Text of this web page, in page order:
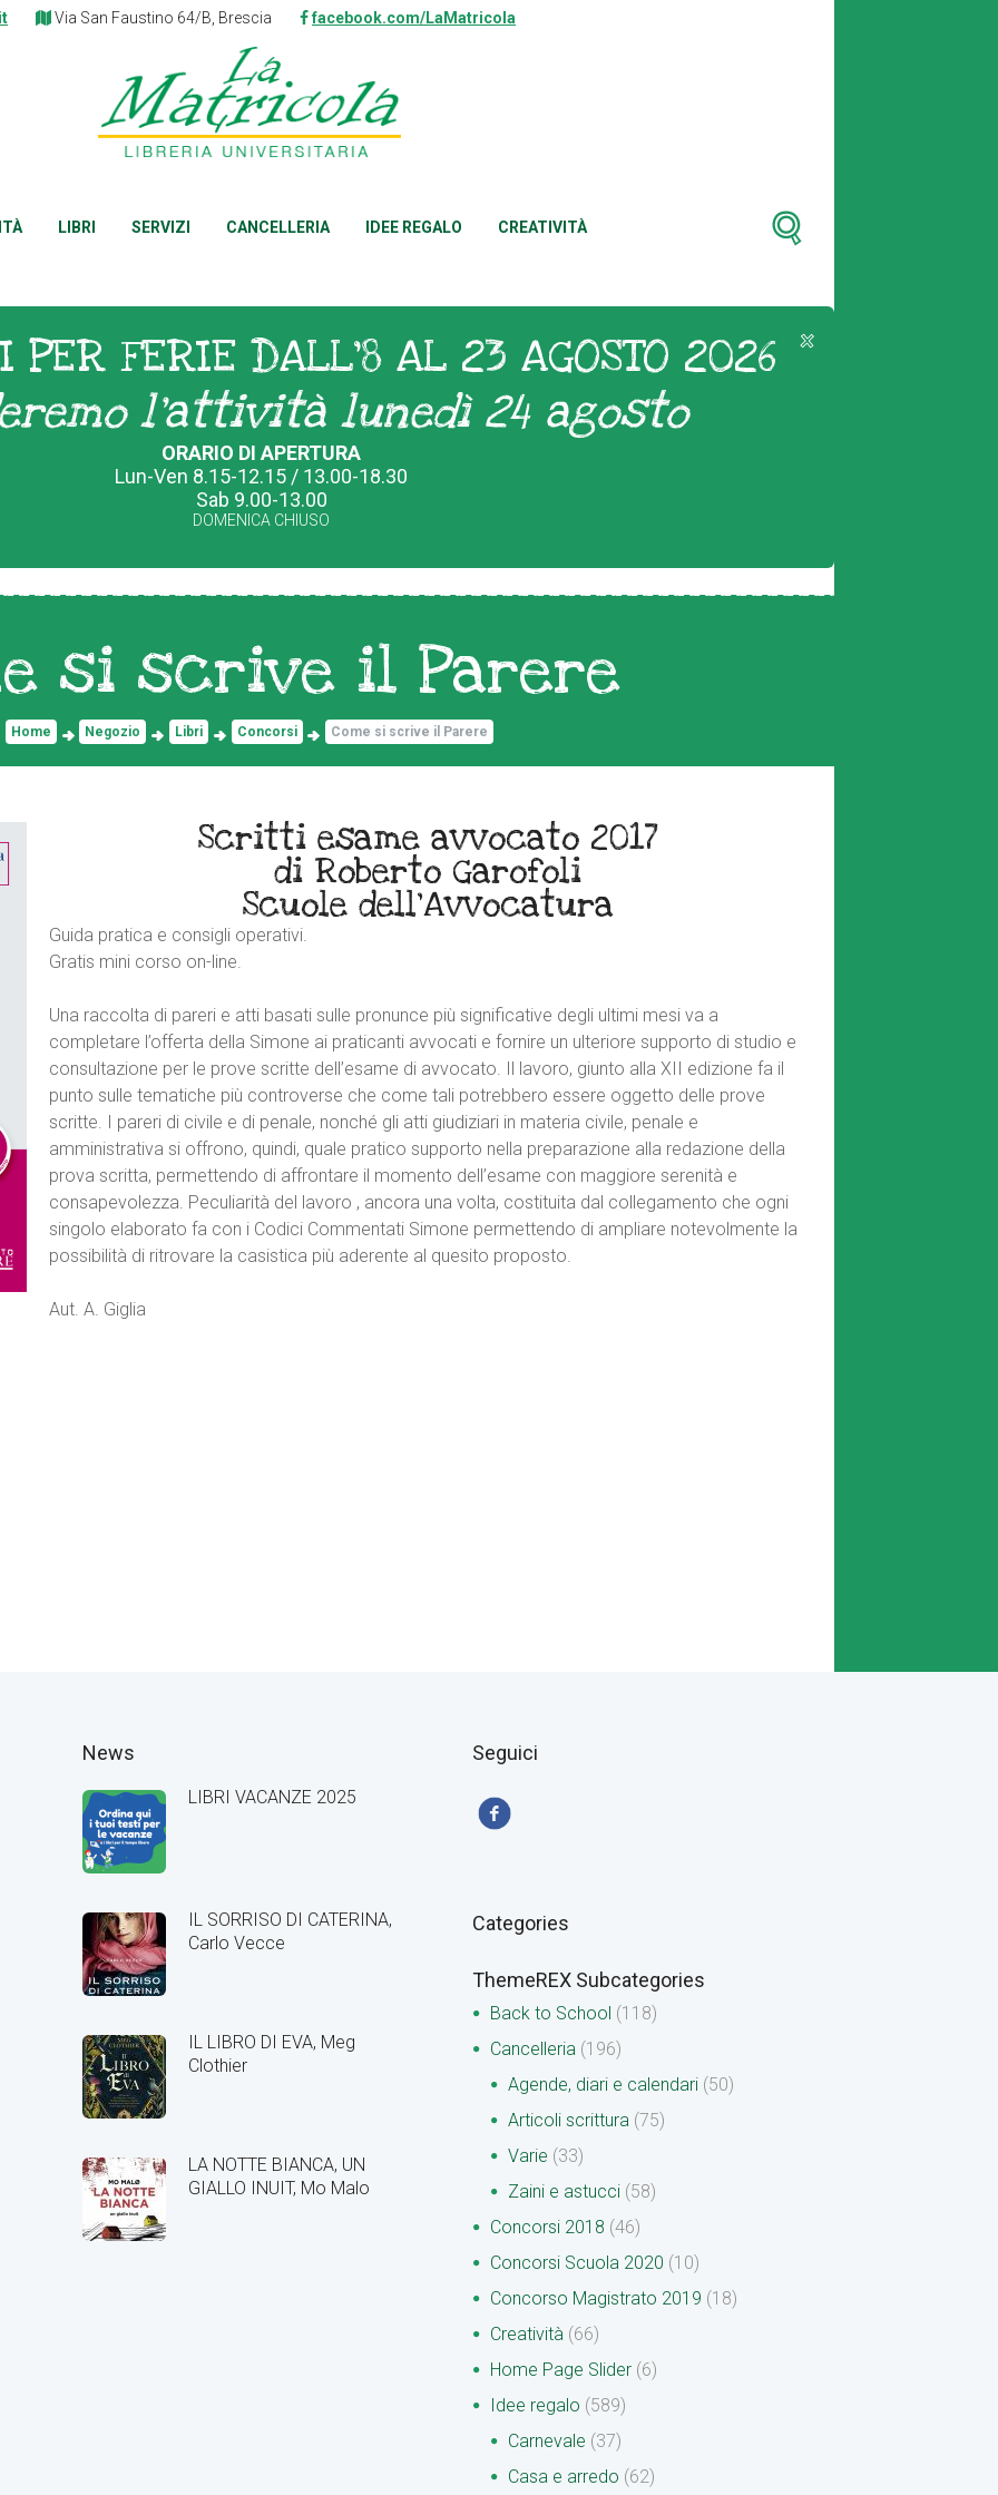
Via San Faustino 64/B, Brescia facebook.com/LaMatricola
LIBRI SERVIZI CANCELLERIA IDEE REGALO CREATIVITÀ
PER FERIE DALL'8 AL 23 AGOSTO 2026
l'attività lunedì 24 agosto
ORARIO DI APERTURA
Lun-Ven 8.15-12.15 / 13.00-18.30
Sab 9.00-13.00
DOMENICA CHIUSO
si scrive il Parere
Home Negozio Libri Concorsi Come si scrive il Parere
Scritti esame avvocato 2017
di Roberto Garofoli
Scuole dell’Avvocatura
Guida pratica e consigli operativi.
Gratis mini corso on-line.
Una raccolta di pareri e atti basati sulle pronunce più significative degli ultimi mesi va a
completare l’offerta della Simone ai praticanti avvocati e fornire un ulteriore supporto di studio e
consultazione per le prove scritte dell’esame di avvocato. Il lavoro, giunto alla XII edizione fa il
punto sulle tematiche più controverse che come tali potrebbero essere oggetto delle prove
scritte. I pareri di civile e di penale, nonché gli atti giudiziari in materia civile, penale e
amministrativa si offrono, quindi, quale pratico supporto nella preparazione alla redazione della
prova scritta, permettendo di affrontare il momento dell’esame con maggiore serenità e
consapevolezza. Peculiarità del lavoro , ancora una volta, costituita dal collegamento che ogni
singolo elaborato fa con i Codici Commentati Simone permettendo di ampliare notevolmente la
possibilità di ritrovare la casistica più aderente al quesito proposto.
Aut. A. Giglia
News
LIBRI VACANZE 2025
IL SORRISO DI CATERINA,
Carlo Vecce
IL LIBRO DI EVA, Meg
Clothier
LA NOTTE BIANCA, UN
GIALLO INUIT, Mo Malo
Seguici
Categories
ThemeREX Subcategories
Back to School (118)
Cancelleria (196)
Agende, diari e calendari (50)
Articoli scrittura (75)
Varie (33)
Zaini e astucci (58)
Concorsi 2018 (46)
Concorsi Scuola 2020 (10)
Concorso Magistrato 2019 (18)
Creatività (66)
Home Page Slider (6)
Idee regalo (589)
Carnevale (37)
Casa e arredo (62)